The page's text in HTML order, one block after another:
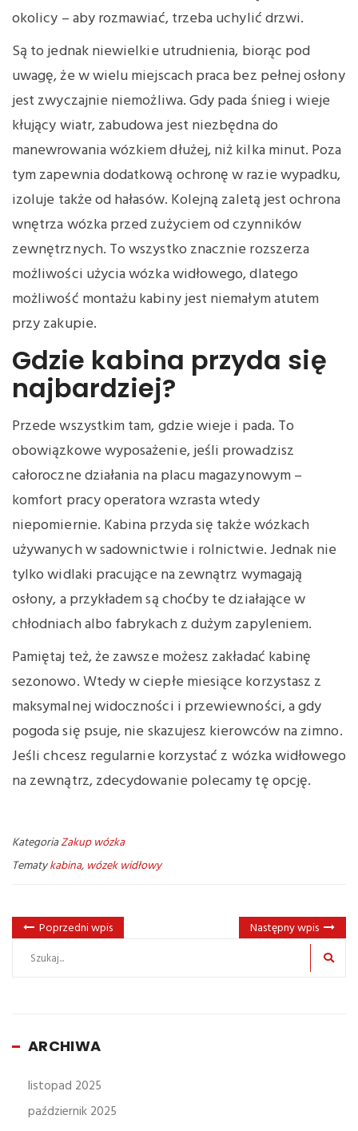
okolicy – aby rozmawiać, trzeba uchylić drzwi.
Są to jednak niewielkie utrudnienia, biorąc pod
uwagę, że w wielu miejscach praca bez pełnej osłony
jest zwyczajnie niemożliwa. Gdy pada śnieg i wieje
kłujący wiatr, zabudowa jest niezbędna do
manewrowania wózkiem dłużej, niż kilka minut. Poza
tym zapewnia dodatkową ochronę w razie wypadku,
izoluje także od hałasów. Kolejną zaletą jest ochrona
wnętrza wózka przed zużyciem od czynników
zewnętrznych. To wszystko znacznie rozszerza
możliwości użycia wózka widłowego, dlatego
możliwość montażu kabiny jest niemałym atutem
przy zakupie.
Gdzie kabina przyda się
najbardziej?
Przede wszystkim tam, gdzie wieje i pada. To
obowiązkowe wyposażenie, jeśli prowadzisz
całoroczne działania na placu magazynowym –
komfort pracy operatora wzrasta wtedy
niepomiernie. Kabina przyda się także wózkach
używanych w sadownictwie i rolnictwie. Jednak nie
tylko widlaki pracujące na zewnątrz wymagają
osłony, a przykładem są choćby te działające w
chłodniach albo fabrykach z dużym zapyleniem.
Pamiętaj też, że zawsze możesz zakładać kabinę
sezonowo. Wtedy w ciepłe miesiące korzystasz z
maksymalnej widoczności i przewiewności, a gdy
pogoda się psuje, nie skazujesz kierowców na zimno.
Jeśli chcesz regularnie korzystać z wózka widłowego
na zewnątrz, zdecydowanie polecamy tę opcję.
KategoriaZakup wózka
Tematykabina, wózek widłowy
Poprzedni wpis Następny wpis
ARCHIWA
listopad 2025
październik 2025